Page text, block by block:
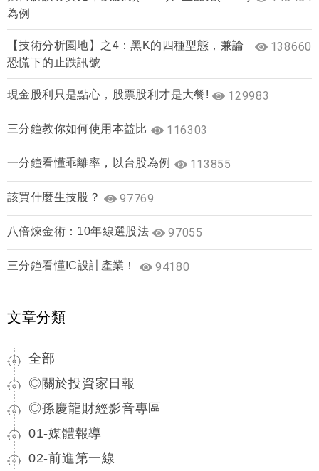
為例
【技術分析園地】之4：黑K的四種型態，兼論
恐慌下的止跌訊號
138660
現金股利只是點心，股票股利才是大餐! 129983
三分鐘教你如何使用本益比 116303
一分鐘看懂乖離率，以台股為例 113855
該買什麼生技股？ 97769
八倍煉金術：10年線選股法 97055
三分鐘看懂IC設計產業！ 94180
文章分類
全部
◎關於投資家日報
◎孫慶龍財經影音專區
01-媒體報導
02-前進第一線